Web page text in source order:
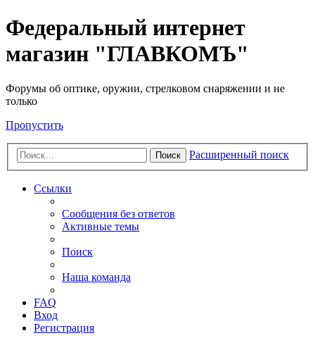
Федеральный интернет
магазин "ГЛАВКОМЪ"
Форумы об оптике, оружии, стрелковом снаряжении и не
только
Пропустить
Поиск Расширенный поиск
Ссылки
Сообщения без ответов
Активные темы
Поиск
Наша команда
FAQ
Вход
Регистрация